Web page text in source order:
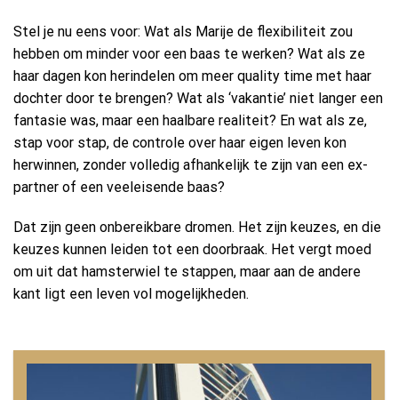
Stel je nu eens voor: Wat als Marije de flexibiliteit zou
hebben om minder voor een baas te werken? Wat als ze
haar dagen kon herindelen om meer quality time met haar
dochter door te brengen? Wat als ‘vakantie’ niet langer een
fantasie was, maar een haalbare realiteit? En wat als ze,
stap voor stap, de controle over haar eigen leven kon
herwinnen, zonder volledig afhankelijk te zijn van een ex-
partner of een veeleisende baas?
Dat zijn geen onbereikbare dromen. Het zijn keuzes, en die
keuzes kunnen leiden tot een doorbraak. Het vergt moed
om uit dat hamsterwiel te stappen, maar aan de andere
kant ligt een leven vol mogelijkheden.